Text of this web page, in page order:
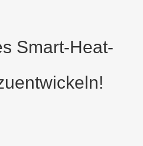
Smart-Heat-